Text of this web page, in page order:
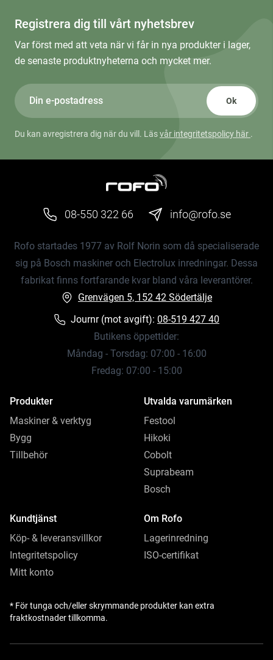
Registrera dig till vårt nyhetsbrev
Var först med att veta när vi får in nya produkter i lager,
de senaste produktnyheterna och mycket mer.
Ok
Du kan avregistrera dig när du vill. Läsvår integritetspolicy här .
08-550 322 66 info@rofo.se
Rofo startades 1977 av Rolf Norin som då specialiserade
sig på Bosch maskiner och Electrolux inredningar. Dessa
fabrikat finns fortfarande kvar bland våra leverantörer.
Grenvägen 5, 152 42 Södertälje
Journr (mot avgift): 08-519 427 40
Butikens öppettider:
Måndag - Torsdag: 07:00 - 16:00
Fredag: 07:00 - 15:00
Produkter
Maskiner & verktyg
Bygg
Tillbehör
Utvalda varumärken
Festool
Hikoki
Cobolt
Suprabeam
Bosch
Kundtjänst
Köp- & leveransvillkor
Integritetspolicy
Mitt konto
Om Rofo
Lagerinredning
ISO-certifikat
* För tunga och/eller skrymmande produkter kan extra
fraktkostnader tillkomma.